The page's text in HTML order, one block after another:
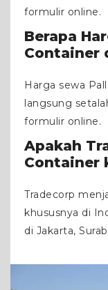
formulir online.
Berapa
Container
Harga sewa
langsung
formulir online.
Apakah
Container
Tradecorp
khususnya di
di Jakarta,